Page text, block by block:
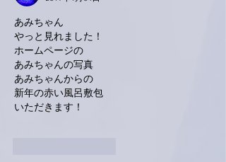
あみちゃん
やっと見れました！
ホームページの
あみちゃんの写真
あみちゃんからの
新年の赤い風呂敷包
いただきます！